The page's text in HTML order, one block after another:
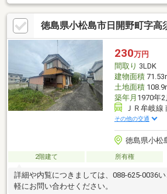
納完備＋階段下収納で日用品や季節物もす
あり、採光・通風・洗濯動線良好駐車3台可
客にも対応南側に桜並木が広がり、四季を
境
徳島県小松島市日開野町字高
230万円
間取り 3LDK
建物面積
土地面積
築年月 1970年
ＪＲ牟岐
その他の交通
徳島県小松
2階建て 所有権
詳細や内覧につきましては、088-625-0036
軽にお問い合わせください。